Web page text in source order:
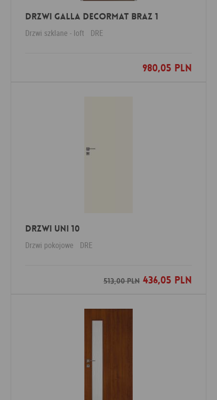
Drzwi Galla decormat braz 1
Drzwi szklane - loft DRE
980,05 PLN
Dodaj do ulubionych
Drzwi Uni 10
Drzwi pokojowe DRE
513,00 PLN436,05 PLN
Dodaj do ulubionych